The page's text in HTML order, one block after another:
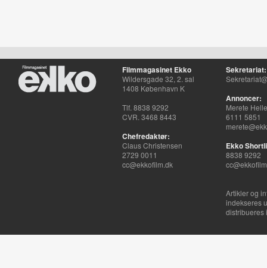
Filmmagasinet Ekko
Wildersgade 32, 2. sal
1408 København K
Tlf. 8838 9292
CVR. 3468 8443
Chefredaktør:
Claus Christensen
2729 0011
cc@ekkofilm.dk
Sekretariat:
Annoncer:
Merete
6111 5851
Ekko
8838 9292
Artikler og
indekseres
distribueres